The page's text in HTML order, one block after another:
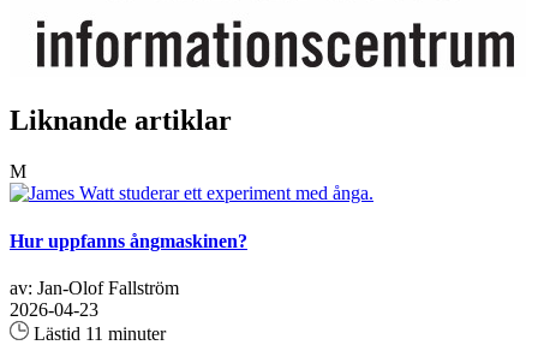
Liknande artiklar
M
Hur uppfanns ångmaskinen?
av: Jan-Olof Fallström
2026-04-23
Lästid 11 minuter